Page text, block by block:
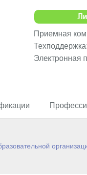
Приемная
Электронная